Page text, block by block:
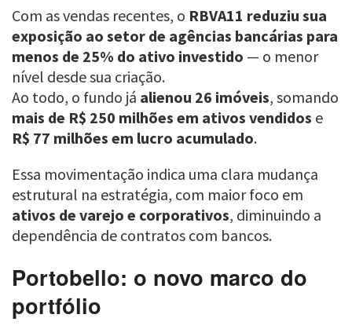
Com as vendas recentes, o RBVA11 reduziu sua
exposição ao setor de agências bancárias para
menos de 25% do ativo investido — o menor
nível desde sua criação.
Ao todo, o fundo já alienou 26 imóveis, somando
mais de R$ 250 milhões em ativos vendidos e
R$ 77 milhões em lucro acumulado.
Essa movimentação indica uma clara mudança
estrutural na estratégia, com maior foco em
ativos de varejo e corporativos, diminuindo a
dependência de contratos com bancos.
Portobello: o novo marco do
portfólio